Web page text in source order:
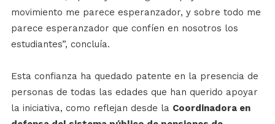
movimiento me parece esperanzador, y sobre todo me
parece esperanzador que confíen en nosotros los
estudiantes”, concluía.
Esta confianza ha quedado patente en la presencia de
personas de todas las edades que han querido apoyar
la iniciativa, como reflejan desde la Coordinadora en